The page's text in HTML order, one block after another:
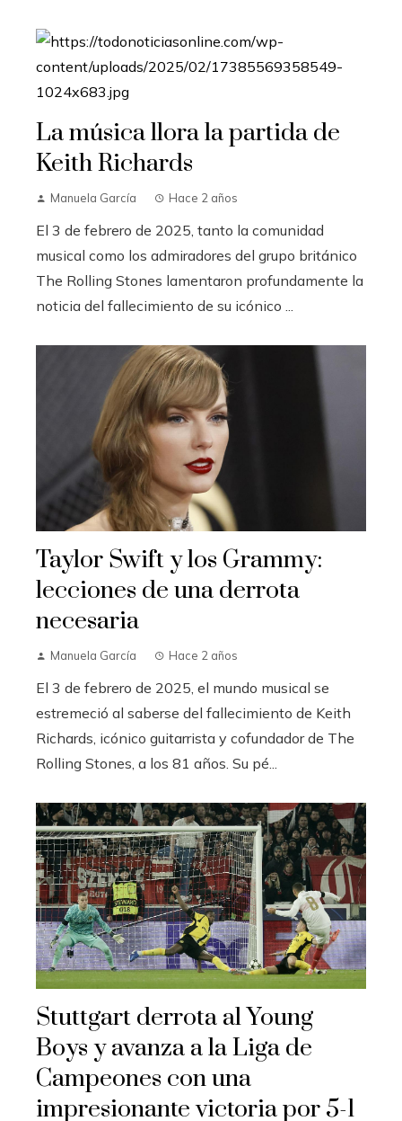
La música llora la partida de
Keith Richards
Manuela García Hace 2 años
El 3 de febrero de 2025, tanto la comunidad
musical como los admiradores del grupo británico
The Rolling Stones lamentaron profundamente la
noticia del fallecimiento de su icónico ...
Taylor Swift y los Grammy:
lecciones de una derrota
necesaria
Manuela García Hace 2 años
El 3 de febrero de 2025, el mundo musical se
estremeció al saberse del fallecimiento de Keith
Richards, icónico guitarrista y cofundador de The
Rolling Stones, a los 81 años. Su pé...
Stuttgart derrota al Young
Boys y avanza a la Liga de
Campeones con una
impresionante victoria por 5-1